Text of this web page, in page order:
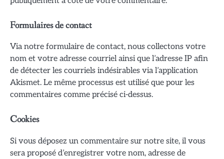
Formulaires de contact
Via notre formulaire de contact, nous collectons votre
nom et votre adresse courriel ainsi que l’adresse IP afin
de détecter les courriels indésirables via l’application
Akismet. Le même processus est utilisé que pour les
commentaires comme précisé ci-dessus.
Cookies
Si vous déposez un commentaire sur notre site, il vous
sera proposé d’enregistrer votre nom, adresse de